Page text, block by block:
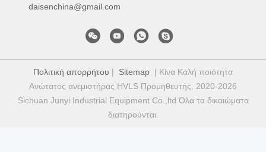
daisenchina@gmail.com
Πολιτική απορρήτου | Sitemap | Κίνα Καλή ποιότητα
Ανώτατος ανεμιστήρας HVLS Προμηθευτής. 2020-2026
Sichuan Junyi Industrial Equipment Co.,ltd Όλα τα δικαιώματα
διατηρούνται.